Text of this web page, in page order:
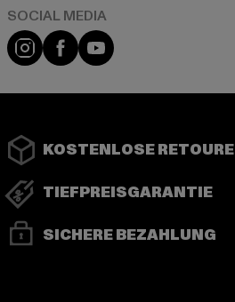
Instagram
FacebookYouTube
KOSTENLOSE RETOURE
TIEFPREISGARANTIE
SICHERE BEZAHLUNG